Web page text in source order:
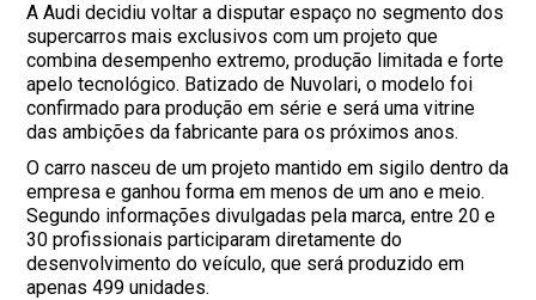
A Audi decidiu voltar a disputar espaço no segmento dos
supercarros mais exclusivos com um projeto que
combina desempenho extremo, produção limitada e forte
apelo tecnológico. Batizado de Nuvolari, o modelo foi
confirmado para produção em série e será uma vitrine
das ambições da fabricante para os próximos anos.
O carro nasceu de um projeto mantido em sigilo dentro da
empresa e ganhou forma em menos de um ano e meio.
Segundo informações divulgadas pela marca, entre 20 e
30 profissionais participaram diretamente do
desenvolvimento do veículo, que será produzido em
apenas 499 unidades.